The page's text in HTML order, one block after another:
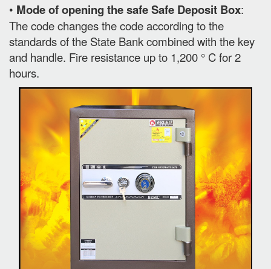
• Mode of opening the safe Safe Deposit Box:
The code changes the code according to the
standards of the State Bank combined with the key
and handle. Fire resistance up to 1,200 ° C for 2
hours.